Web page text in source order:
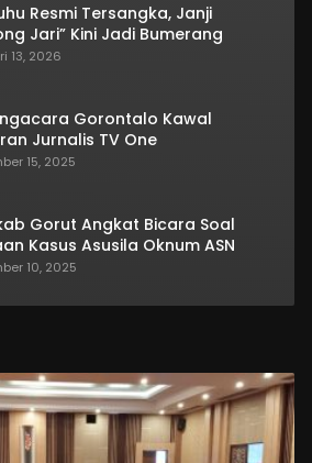
Resmi Tersangka, Janji
Jari” Kini Jadi Bumerang
13, 2026
Gorontalo Kawal
Jurnalis TV One
15, 2025
Gorut Angkat Bicara Soal
Kasus Asusila Oknum ASN
10, 2025